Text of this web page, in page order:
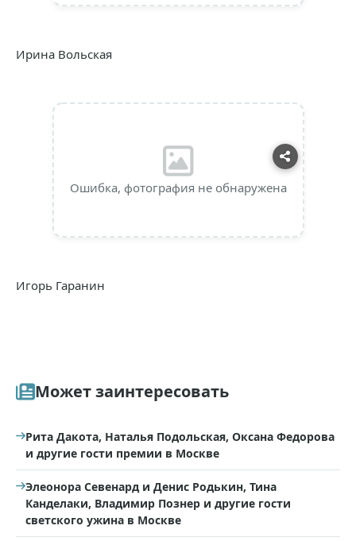
Ирина Вольская
Ошибка, фотография не обнаружена
Игорь Гаранин
Может заинтересовать
Рита Дакота, Наталья Подольская, Оксана Федорова
и другие гости премии в Москве
Элеонора Севенард и Денис Родькин, Тина
Канделаки, Владимир Познер и другие гости
светского ужина в Москве